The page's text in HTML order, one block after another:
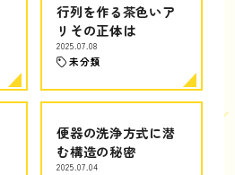
行列を作る茶色いア
リその正体は
2025.07.08
未分類
便器の洗浄方式に潜
む構造の秘密
2025.07.04